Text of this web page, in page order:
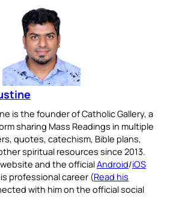
is the founder of Catholic Gallery, a
sharing Mass Readings in multiple
quotes, catechism, Bible plans,
spiritual resources since 2013.
and the officialAndroid/iOS
professional career (Read his
with him on the official social